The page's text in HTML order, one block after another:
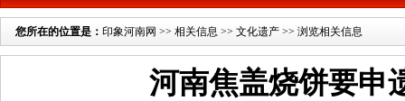
您所在的位置是： 印象河南网 >> 相关信息 >> 文化遗产 >> 浏览相关信息
河南焦盖烧饼要申